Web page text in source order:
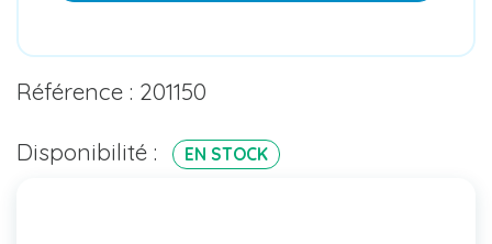
Référence : 201150
Disponibilité : EN STOCK